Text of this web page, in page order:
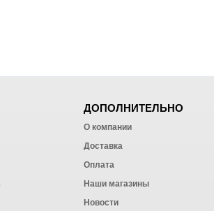
ДОПОЛНИТЕЛЬНО
О компании
Доставка
Оплата
Наши магазины
Новости